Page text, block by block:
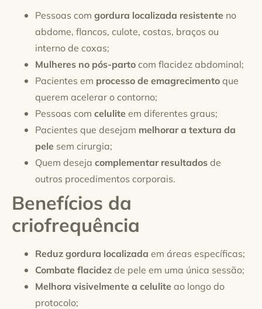
Pessoas com gordura localizada resistente no
abdome, flancos, culote, costas, braços ou
interno de coxas;
Mulheres no pós-partocom flacidez abdominal;
Pacientes em processo de emagrecimentoque
querem acelerar o contorno;
Pessoas com celulite em diferentes graus;
Pacientes que desejam melhorar a textura da
pele sem cirurgia;
Quem deseja complementar resultadosde
outros procedimentos corporais.
Benefícios da
criofrequência
Reduz gordura localizada em áreas específicas;
Combate flacidezde pele em uma única sessão;
Melhora visivelmente a celulite ao longo do
protocolo;